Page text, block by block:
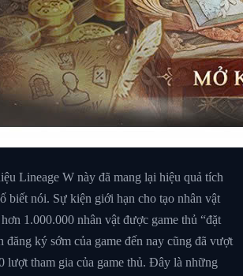
Lineage W này đã mang lại hiệu quả tích
biết nói. Sự kiện giới hạn cho tạo nhân vật
1.000.000 nhân vật được game thủ “đặt
đăng ký sớm của game đến nay cũng đã vượt
lượt tham gia của game thủ. Đây là những